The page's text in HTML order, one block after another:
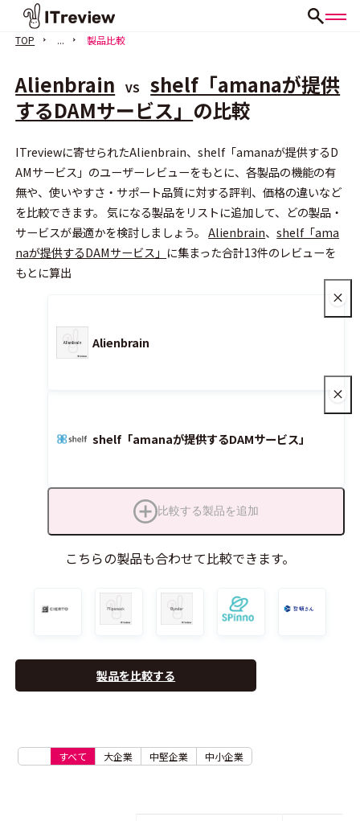
TOP ... 製品比較
Alienbrain VS
shelf「amanaが提供
するDAMサービス」 の比較
ITreviewに寄せられたAlienbrain、shelf「amanaが提供するD
AMサービス」のユーザーレビューをもとに、各製品の機能の有
無や、使いやすさ・サポート品質に対する評判、価格の違いなど
を比較できます。 気になる製品をリストに追加して、どの製品・
サービスが最適かを検討しましょう。Alienbrain、shelf「ama
naが提供するDAMサービス」 に集まった合計13件のレビューを
もとに算出
Alienbrain
shelf「amanaが提供するDAMサービス」
比較する製品を追加
こちらの製品も合わせて比較できます。
製品を比較する
すべて 大企業 中堅企業 中小企業
会員登録（無料）